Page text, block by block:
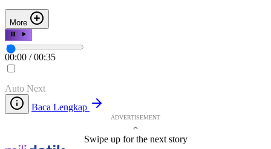
More
00:00 /00:35
Auto Next
Baca Lengkap
ADVERTISEMENT
Swipe up for the next story